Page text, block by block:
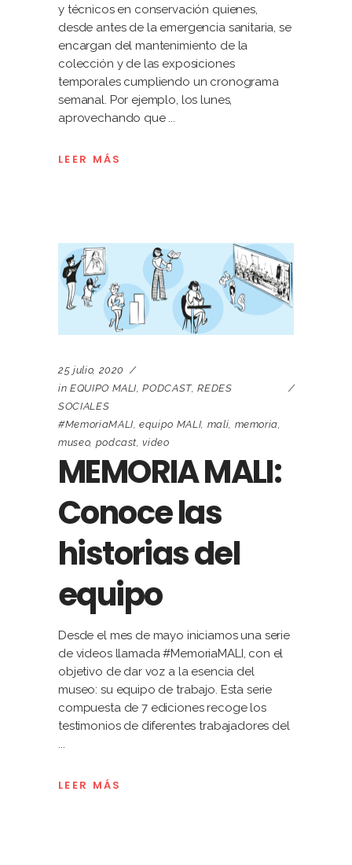
y técnicos en conservación quienes,
desde antes de la emergencia sanitaria, se
encargan del mantenimiento de la
colección y de las exposiciones
temporales cumpliendo un cronograma
semanal. Por ejemplo, los lunes,
aprovechando que
LEER MÁS
25 julio, 2020
in EQUIPO MALI,PODCAST,REDES
SOCIALES
#MemoriaMALI,equipo MALI, mali, memoria,
museo, podcast,video
MEMORIA MALI:
Conoce las
historias del
equipo
Desde el mes de mayo iniciamos una serie
de videos llamada #MemoriaMALI, con el
objetivo de dar voz a la esencia del
museo: su equipo de trabajo. Esta serie
compuesta de 7 ediciones recoge los
testimonios de diferentes trabajadores del
LEER MÁS